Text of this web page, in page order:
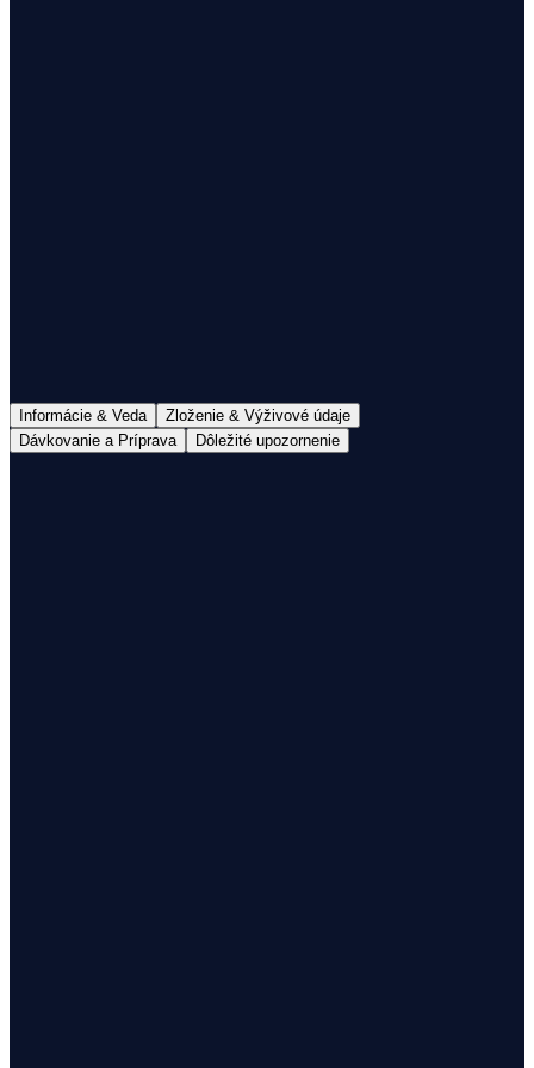
Informácie & Veda
Zloženie & Výživové údaje
Dávkovanie a Príprava
Dôležité upozornenie